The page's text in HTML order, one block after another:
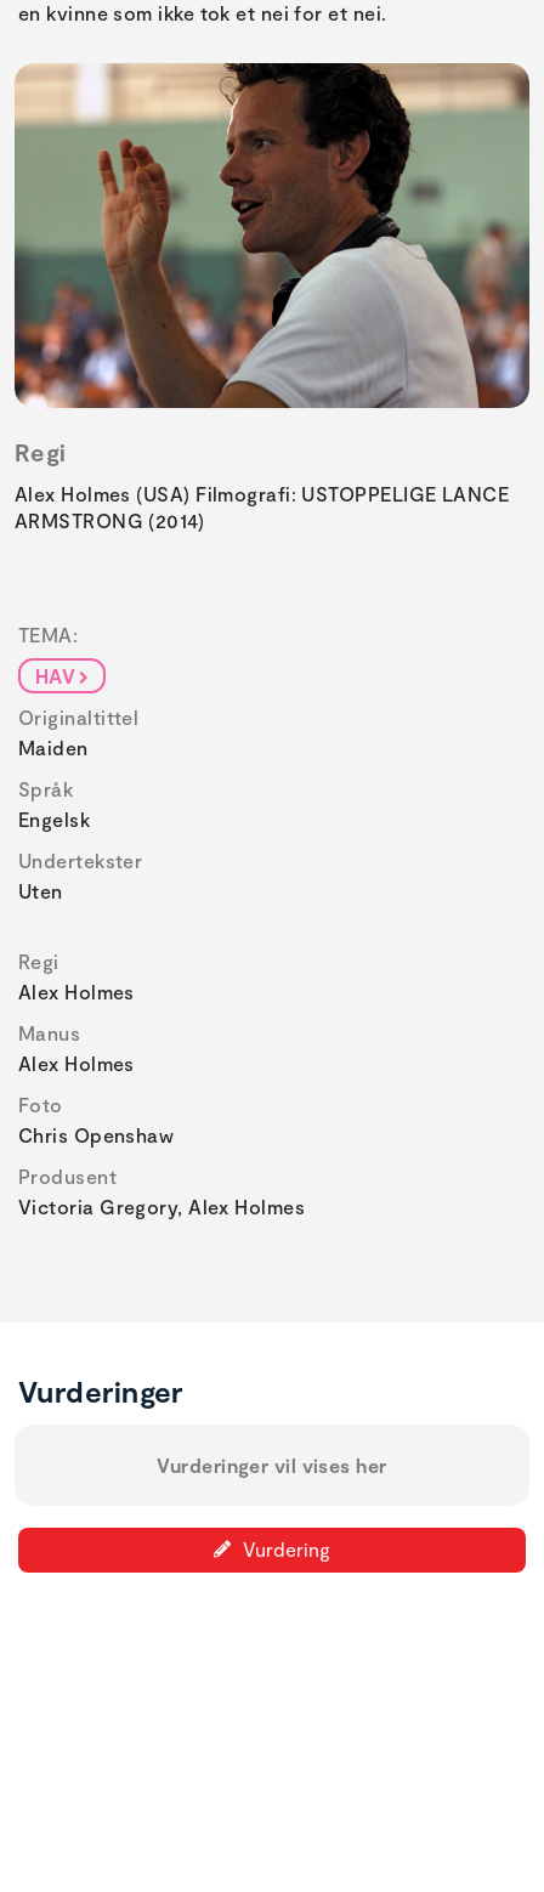
en kvinne som ikke tok et nei for et nei.
Regi
Alex Holmes (USA) Filmografi: USTOPPELIGE LANCE
ARMSTRONG (2014)
TEMA:
HAV
Originaltittel
Maiden
Språk
Engelsk
Undertekster
Uten
Regi
Alex Holmes
Manus
Alex Holmes
Foto
Chris Openshaw
Produsent
Victoria Gregory, Alex Holmes
Vurderinger
Vurderinger vil vises her
Vurdering